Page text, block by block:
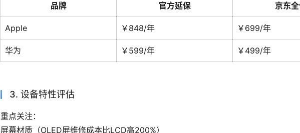
品牌 官方延保 京东
Apple ￥848/年 ￥699/年
华为 ￥599/年 ￥499/年
3. 设备特性评估
重点关注：
屏幕材质（OLED屏维修成本比LCD高200%）